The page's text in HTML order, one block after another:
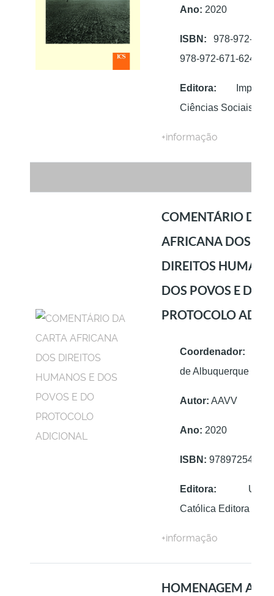
Ano: 2020
ISBN: 978-972-
978-972-671-624-2
Editora:
Ciências Sociais
+informação
COMENTÁRIO DA
AFRICANA DOS
DIREITOS
DOS POVOS E DO
PROTOCOLO
Coordenador:
de Albuquerque
Autor: AAVV
Ano: 2020
ISBN:
Editora:
Católica Editora
+informação
HOMENAGEM AO